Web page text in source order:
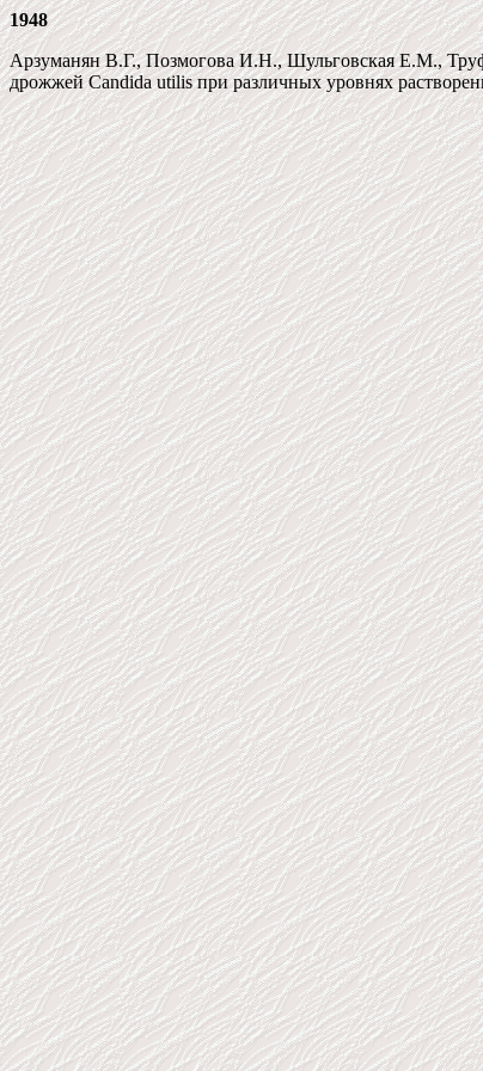
1948
Арзуманян В.Г., Позмогова И.Н., Шульговская Е.М.,
дрожжей Candida utilis при различных уровнях